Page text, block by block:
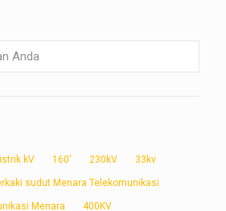
kV 160' 230kV 33kv
sudut Menara Telekomunikasi
Menara 400KV